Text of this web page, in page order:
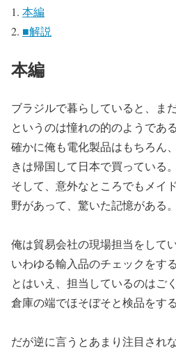
本編
■解説
本編
ブラジルで暮らしていると、ま
というのは憧れの的のようである
確かに俺も電化製品はもちろん
きは帰国して日本で買っている。
そして、意外なところでもメイ
野があって、驚いた記憶がある。
俺は貿易会社の現場担当をしてい
いわゆる輸入品のチェックをする
とはいえ、担当しているのはご
倉庫の端でほそぼそと検品をす
だが逆に言うとあまり注目され